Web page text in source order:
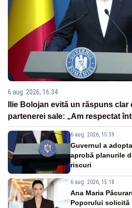
6 aug. 2026, 16:34
Ilie Bolojan evită un răspuns clar
partenerei sale: „Am respectat
6 aug. 2026, 15:39
Guvernul a
aprobă planurile
riscuri
6 aug. 2026, 15:18
Ana Maria
Poporului solicită